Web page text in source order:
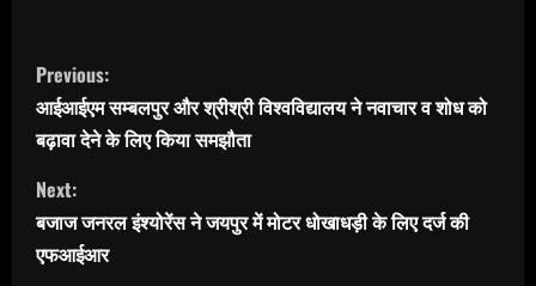
C
o
n
t
i
n
Previous:
आईआईएम सम्बलपुर और श्रीश्री विश्वविद्यालय ने नवाचार व शोध को
बढ़ावा देने के लिए किया समझौता
Next:
बजाज जनरल इंश्योरेंस ने जयपुर में मोटर धोखाधड़ी के लिए दर्ज की
एफआईआर